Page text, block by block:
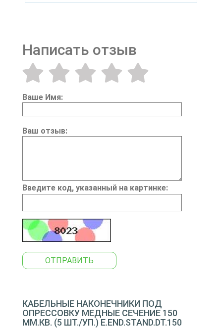
Написать отзыв
Ваше Имя:
Ваш отзыв:
Введите код, указанный на картинке:
ОТПРАВИТЬ
КАБЕЛЬНЫЕ НАКОНЕЧНИКИ ПОД
ОПРЕССОВКУ МЕДНЫЕ СЕЧЕНИЕ 150
ММ.КВ. (5 ШТ./УП.) E.END.STAND.DT.150